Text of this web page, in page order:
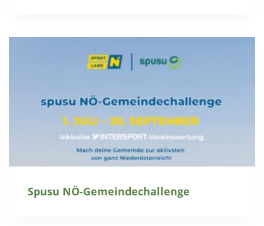
Spusu NÖ-Gemeindechallenge